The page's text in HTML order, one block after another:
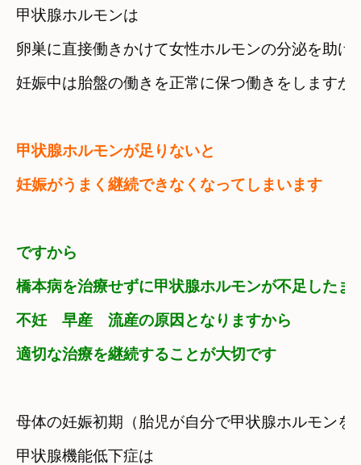
甲状腺ホルモンは
卵巣に直接働きかけて女性ホルモンの分泌を助け
甲状腺ホルモンが足りないと
妊娠がうまく継続できなくなってしまいます
ですから
橋本病を治療せずに甲状腺ホルモンが不足した
不妊　早産　流産の原因となりますから
適切な治療を継続することが大切です
母体の妊娠初期（胎児が自分で甲状腺ホルモンを
甲状腺機能低下症は